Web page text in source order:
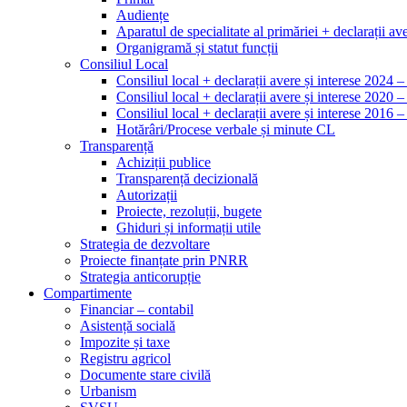
Audiențe
Aparatul de specialitate al primăriei + declarații
Organigramă și statut funcții
Consiliul Local
Consiliul local + declarații avere și interese 2024
Consiliul local + declarații avere și interese 2020
Consiliul local + declarații avere și interese 2016
Hotărâri/Procese verbale și minute CL
Transparență
Achiziții publice
Transparență decizională
Autorizații
Proiecte, rezoluții, bugete
Ghiduri și informații utile
Strategia de dezvoltare
Proiecte finanțate prin PNRR
Strategia anticorupție
Compartimente
Financiar – contabil
Asistență socială
Impozite și taxe
Registru agricol
Documente stare civilă
Urbanism